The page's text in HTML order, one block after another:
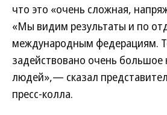
что это «очень сложная,
«Мы видим результаты и по
международным федерациям.
задействовано очень большое
людей»,— сказал
пресс-колла.